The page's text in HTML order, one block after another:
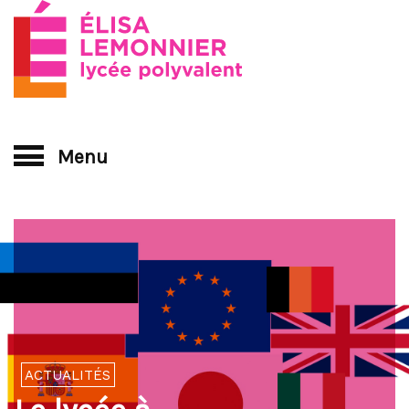
Menu
Institut d'esthétique et salon de coiffure
Organigramme
Nos formations
Découvrir Elisa Lemonnier
Les services d’Elisa Lemonnier
Venir au lycée / Contactez nous
Pré-bac Technologique
ACTUALITÉS